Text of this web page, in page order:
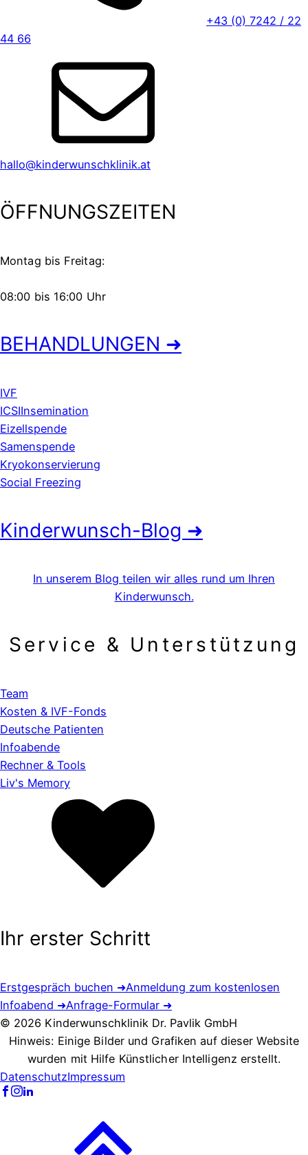
+43 (0) 7242 / 22
44 66
hallo@kinderwunschklinik.at
ÖFFNUNGSZEITEN
Montag bis Freitag:
08:00 bis 16:00 Uhr
BEHANDLUNGEN ➜
IVF
ICSIInsemination
Eizellspende
Samenspende
Kryokonservierung
Social Freezing
Kinderwunsch-Blog ➜
In unserem Blog teilen wir alles rund um Ihren
Kinderwunsch.
Service & Unterstützung
Team
Kosten & IVF-Fonds
Deutsche Patienten
Infoabende
Rechner & Tools
Liv's Memory
Ihr erster Schritt
Erstgespräch buchen ➜Anmeldung zum kostenlosen
Infoabend ➜Anfrage-Formular ➜
© 2026 Kinderwunschklinik Dr. Pavlik GmbH
Hinweis: Einige Bilder und Grafiken auf dieser Website
wurden mit Hilfe Künstlicher Intelligenz erstellt.
DatenschutzImpressum